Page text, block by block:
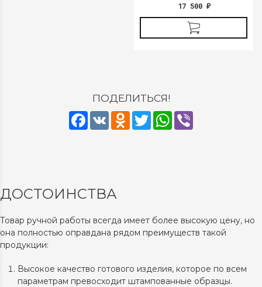
17 500 ₽
ПОДЕЛИТЬСЯ!
Facebook
VK Odnoklassniki
TwitterWhatsApp
ДОСТОИНСТВА
Товар ручной работы всегда имеет более высокую цену, но
она полностью оправдана рядом преимуществ такой
продукции:
Высокое качество готового изделия, которое по всем
параметрам превосходит штампованные образцы.